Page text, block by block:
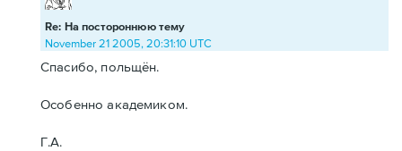
Re: На постороннюю тему
November 21 2005, 20:31:10 UTC
Спасибо, польщён.
Особенно академиком.
Г.А.